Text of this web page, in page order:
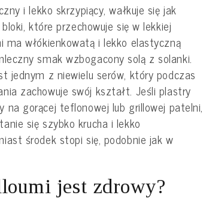
i lekko skrzypiący, wałkuje się jak
które przechowuje się w lekkiej
ma włókienkowatą i lekko elastyczną
smak wzbogacony solą z solanki.
jednym z niewielu serów, który podczas
zachowuje swój kształt. Jeśli plastry
na gorącej teflonowej lub grillowej patelni,
się szybko krucha i lekko
środek stopi się, podobnie jak w
jest zdrowy?